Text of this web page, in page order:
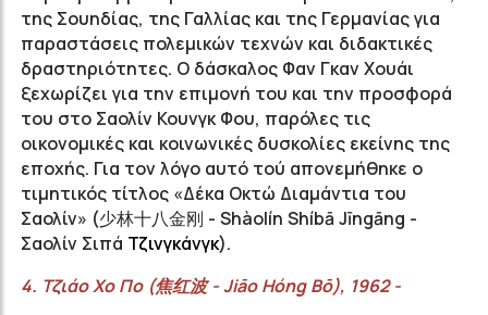
της Σουηδίας, της Γαλλίας και της Γερμανίας για
παραστάσεις πολεμικών τεχνών και διδακτικές
δραστηριότητες. Ο δάσκαλος Φαν Γκαν Χουάι
ξεχωρίζει για την επιμονή του και την προσφορά
του στο Σαολίν Κουνγκ Φου, παρόλες τις
οικονομικές και κοινωνικές δυσκολίες εκείνης της
εποχής. Για τον λόγο αυτό τού απονεμήθηκε ο
τιμητικός τίτλος «Δέκα Οκτώ Διαμάντια του
Σαολίν» (少林十八金刚 - Shàolín Shíbā Jīngāng -
Σαολίν Σιπά Τζινγκάνγκ).
4. ΤζιάοΧο Πο(焦红波-Jiāo Hóng Bō), 1962 -